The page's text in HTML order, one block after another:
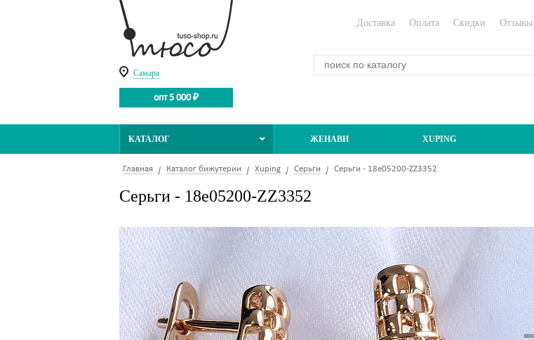
Самара
опт 5 000 ₽
Доставка Оплата Скидки Отзывы
КАТАЛОГ ЖЕНАВИ XUPING
Главная Каталог бижутерии Xuping Серьги Серьги - 18e05200-ZZ3352
Серьги - 18e05200-ZZ3352